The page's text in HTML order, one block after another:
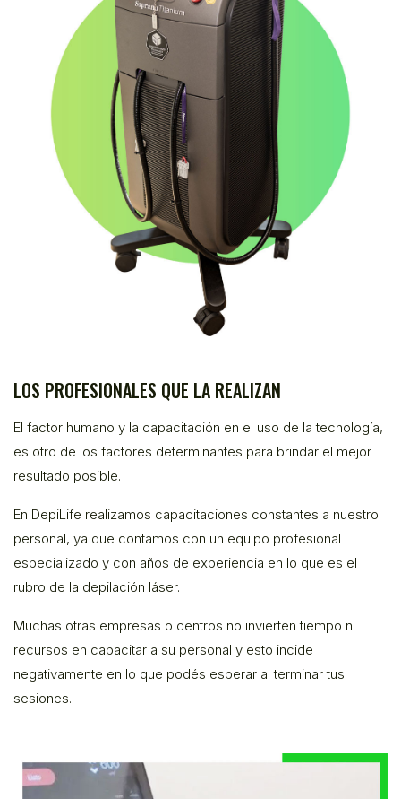
LOS PROFESIONALES QUE LA REALIZAN
El factor humano y la capacitación en el uso de la tecnología,
es otro de los factores determinantes para brindar el mejor
resultado posible.
En DepiLife realizamos capacitaciones constantes a nuestro
personal, ya que contamos con un equipo profesional
especializado y con años de experiencia en lo que es el
rubro de la depilación láser.
Muchas otras empresas o centros no invierten tiempo ni
recursos en capacitar a su personal y esto incide
negativamente en lo que podés esperar al terminar tus
sesiones.